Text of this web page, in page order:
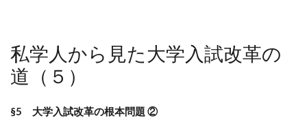
私学人から見た大学入試改革の
道（５）
§5 大学入試改革の根本問題 ②